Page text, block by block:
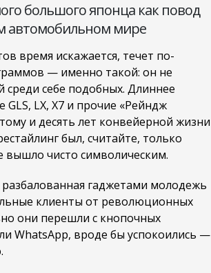
большого японца как повод
автомобильном мире
время искажается, течет по-
— именно такой: он не
себе подобных. Длиннее
GLS, LX, X7 и прочие «Рейндж
и десять лет конвейерной жизни
был, считайте, только
вышло чисто символическим.
гаджетами молодежь
клиенты от революционных
они перешли с кнопочных
WhatsApp, вроде бы успокоились —